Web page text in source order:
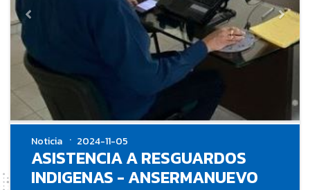
Noticia 2024-11-05
ASISTENCIA A RESGUARDOS
INDIGENAS - ANSERMANUEVO